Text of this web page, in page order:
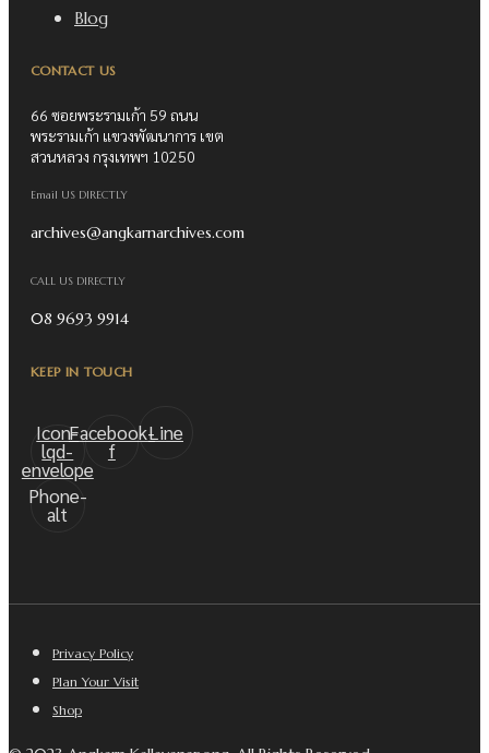
Blog
CONTACT US
66 ซอยพระรามเก้า 59 ถนน
พระรามเก้า แขวงพัฒนาการ เขต
สวนหลวง กรุงเทพฯ 10250
Email US DIRECTLY
archives@angkarnarchives.com
CALL US DIRECTLY
08 9693 9914
KEEP IN TOUCH
Icon-
lqd-
envelope
Facebook-
f
Line
Phone-
alt
Privacy Policy
Plan Your Visit
Shop